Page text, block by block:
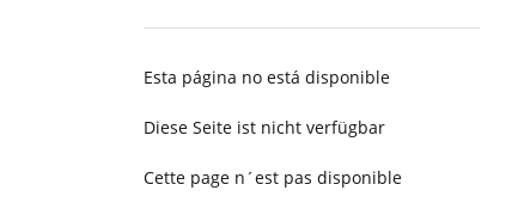
Esta página no está disponible
Diese Seite ist nicht verfügbar
Cette page n´est pas disponible